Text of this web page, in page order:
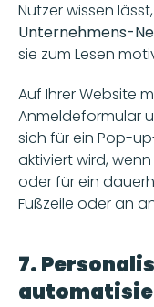
Unternehmens-
sie zum Lesen
Auf Ihrer Website
Anmeldeformular
sich für ein Pop-
aktiviert wird,
oder für ein
Fußzeile oder an
7.